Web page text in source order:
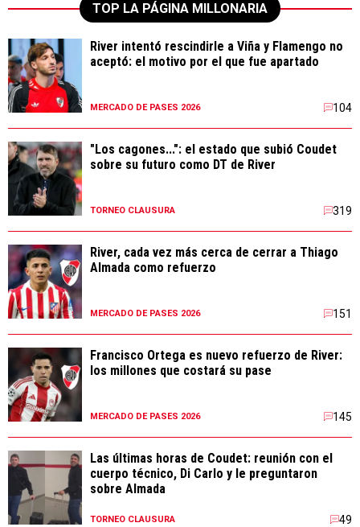
TOP LA PÁGINA MILLONARIA
River intentó rescindirle a Viña y Flamengo no
aceptó: el motivo por el que fue apartado
MERCADO DE PASES 2026 104
"Los cagones...": el estado que subió Coudet
sobre su futuro como DT de River
TORNEO CLAUSURA 319
River, cada vez más cerca de cerrar a Thiago
Almada como refuerzo
MERCADO DE PASES 2026 151
Francisco Ortega es nuevo refuerzo de River:
los millones que costará su pase
MERCADO DE PASES 2026 145
Las últimas horas de Coudet: reunión con el
cuerpo técnico, Di Carlo y le preguntaron
sobre Almada
TORNEO CLAUSURA 49